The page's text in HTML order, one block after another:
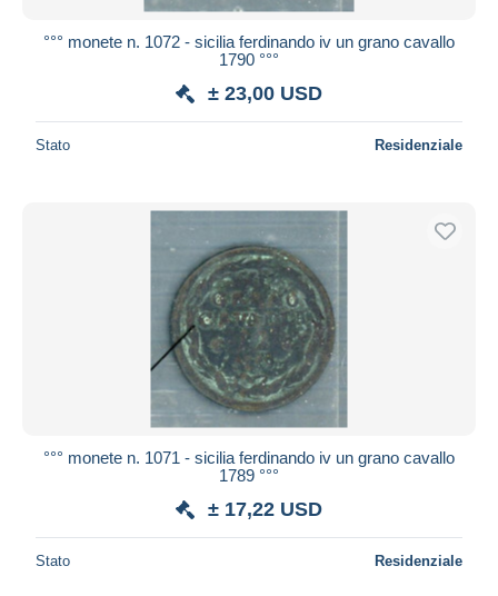
°°° monete n. 1072 - sicilia ferdinando iv un grano cavallo
1790 °°°
± 23,00 USD
Stato Residenziale
°°° monete n. 1071 - sicilia ferdinando iv un grano cavallo
1789 °°°
± 17,22 USD
Stato Residenziale